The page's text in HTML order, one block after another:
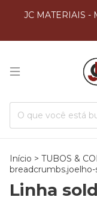
JC MATERIAIS -
Início > TUBOS &
Linha